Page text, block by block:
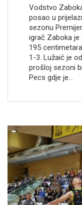
Vodstvo
posao u
sezonu
igrač Zaboka je
195
1-3. Lužaić je
prošloj sezoni
Pecs gdje je…